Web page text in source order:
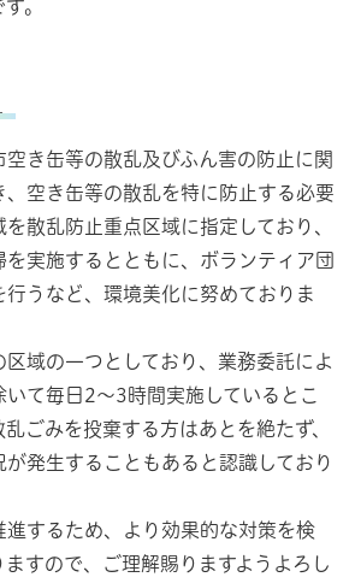
。
き缶等の散乱及びふん害の防止に関
、空き缶等の散乱を特に防止する必要
散乱防止重点区域に指定しており、
実施するとともに、ボランティア団
うなど、環境美化に努めておりま
域の一つとしており、業務委託によ
いて毎日2～3時間実施しているとこ
ごみを投棄する方はあとを絶たず、
が発生することもあると認識しており
進するため、より効果的な対策を検
すので、ご理解賜りますようよろし